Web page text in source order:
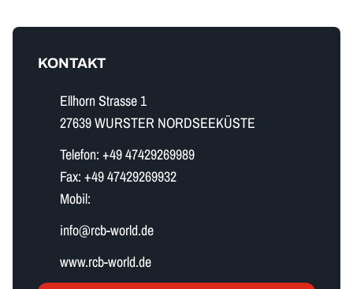
KONTAKT
Ellhorn Strasse 1
27639 WURSTER NORDSEEKÜSTE
Telefon: +49 47429269989
Fax: +49 47429269932
Mobil:
i​n​f​o​@rcb-world.de
www.rcb-world.de